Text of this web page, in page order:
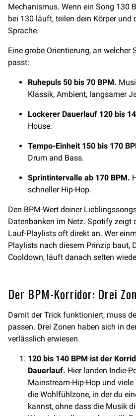
Mechanismus. Wenn ein Song 130
bei 130 läuft, teilen dein Körper und
Sprache.
Eine grobe Orientierung, an welcher
passt:
Ruhepuls 50 bis 70 BPM.
Klassik, Ambient, langsamer
Lockerer Dauerlauf 120 bis
House.
Tempo-Einheit 150 bis 170
Drum and Bass.
Sprintintervalle ab 170 BPM.
schneller Hip-Hop.
Den BPM-Wert deiner
Datenbanken im Netz. Spotify zeigt
Lauf-Playlists oft direkt an. Wer
Playlists nach diesem Prinzip baut,
Cooldown, läuft danach selten
Der BPM-Korridor: Drei
Damit der Trick funktioniert, muss
passen. Drei Zonen haben sich in
verlässlich erwiesen.
120 bis 140 BPM ist der
Dauerlauf. Hier landen Indie-
Mainstream-Hip-Hop und
die Wohlfühlzone, in der du
kannst, ohne dass die Musik